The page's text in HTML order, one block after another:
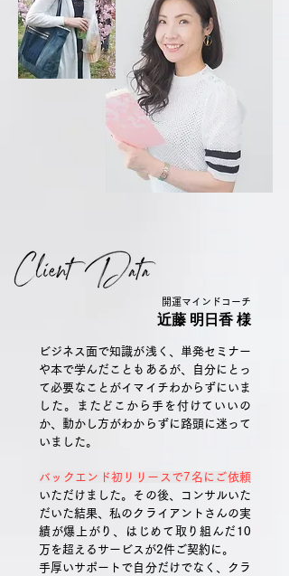
開運マインドコーチ
近藤 明日香 様
ビジネス面で知識が浅く、単発セミナー
や本で学んだこともあるが、
自分にとっ
て必要なことがイマイチわからずにいま
した。
またどこから手を付けていいの
か、動かし方がわからずに路頭に迷って
いました。
バックエンド初リリースで7名にご依頼
いただけました。その後、コンサルいた
だいた結果、私のクライアントさんの実
績が爆上がり、
はじめて取り組んだ10
万を超えるサービスが2件ご契約に。
手厚いサポートで自分だけでなく、クラ